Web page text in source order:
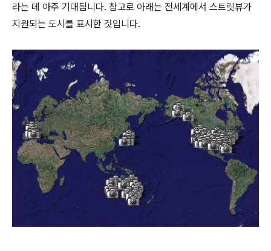
라는 데 아주 기대됩니다. 참고로 아래는 전세계에서 스트릿뷰가
지원되는 도시를 표시한 것입니다.